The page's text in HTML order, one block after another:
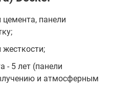
панели
- 5 лет (панели
и атмосферным